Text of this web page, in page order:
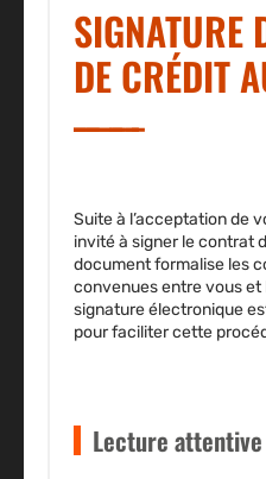
SIGNATURE
DE CRÉDIT
Suite à l’acceptation de
invité à signer lecontrat
document formalise les
convenues entre vous et
signature électronique
pour faciliter cette
Lecture